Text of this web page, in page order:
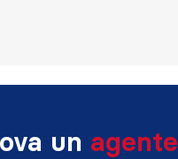
un agente